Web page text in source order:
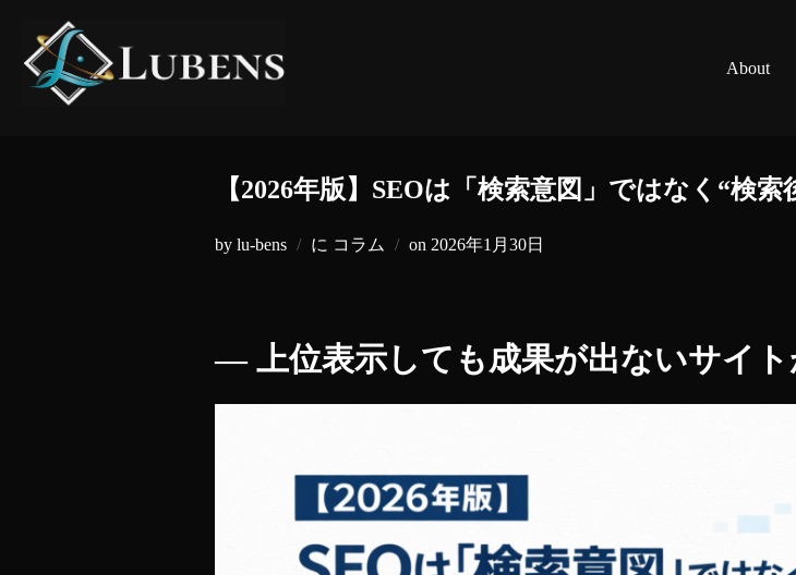
About
【2026年版】SEOは「検索意図」ではなく“検
by lu-bens に コラム on 投
2026年1月30日
― 上位表示しても成果が出ないサイ